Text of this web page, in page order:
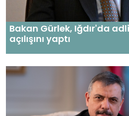
Bakan Gürlek, Iğdır'da
açılışını yaptı